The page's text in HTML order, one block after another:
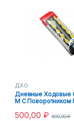
ДХО
Дневные Ходовые
M С Поворотником
500,00₽ 800,00₽